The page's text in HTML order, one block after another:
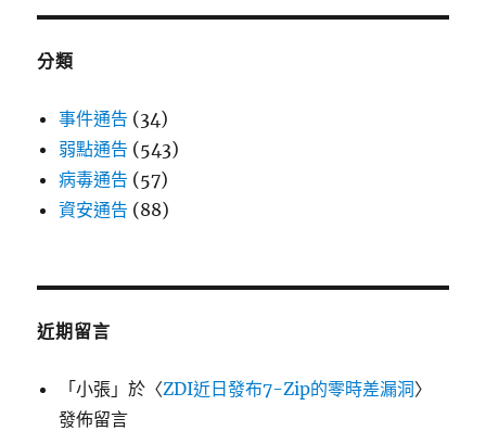
分類
事件通告 (34)
弱點通告 (543)
病毒通告 (57)
資安通告 (88)
近期留言
「小張 」於〈ZDI近日發布7-Zip的零時差漏洞〉
發佈留言